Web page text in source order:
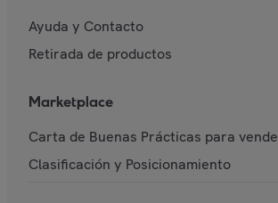
Ayuda y Contacto
Retirada de productos
Marketplace
Carta de Buenas Prácticas para
Clasificación y Posicionamiento